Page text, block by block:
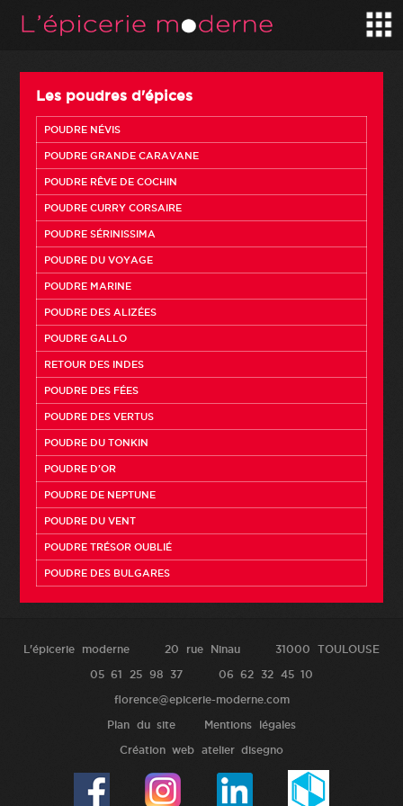
Les poudres d'épices
POUDRE NÉVIS
POUDRE GRANDE CARAVANE
POUDRE RÊVE DE COCHIN
POUDRE CURRY CORSAIRE
POUDRE SÉRINISSIMA
POUDRE DU VOYAGE
POUDRE MARINE
POUDRE DES ALIZÉES
POUDRE GALLO
RETOUR DES INDES
POUDRE DES FÉES
POUDRE DES VERTUS
POUDRE DU TONKIN
POUDRE D'OR
POUDRE DE NEPTUNE
POUDRE DU VENT
POUDRE TRÉSOR OUBLIÉ
POUDRE DES BULGARES
L'épicerie moderne 20 rue Ninau 31000 TOULOUSE
05 61 25 98 37 06 62 32 45 10
florence@epicerie-moderne.com
Plan du site Mentions légales
Création web atelier disegno